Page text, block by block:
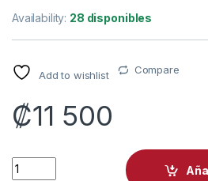
Availability: 28 disponibles
Add to wishlist Compare
₡11 500
MOUSE LOGITECH M280